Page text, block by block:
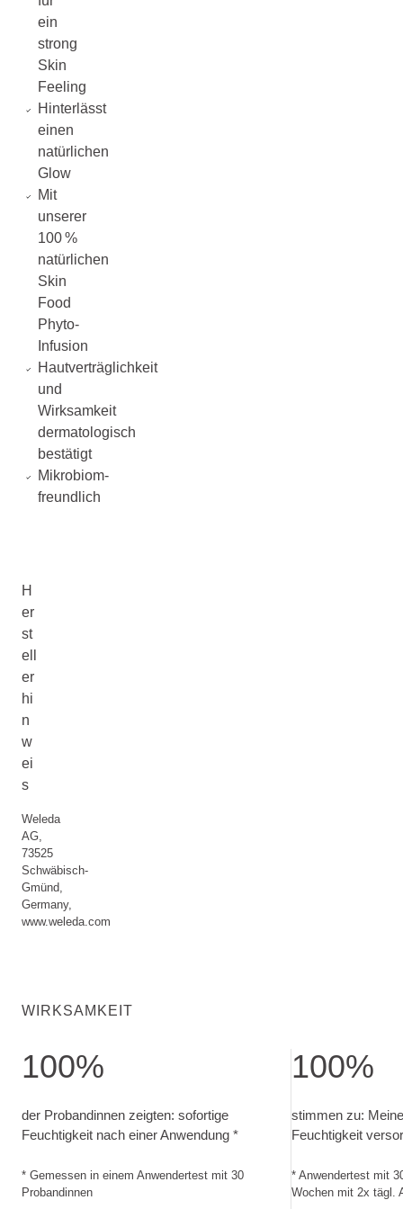
ein
strong
Skin
Feeling
Hinterlässt
einen
natürlichen
Glow
Mit
unserer
100 %
natürlichen
Skin
Food
Phyto-
Infusion
Hautverträglichkeit
und
Wirksamkeit
dermatologisch
bestätigt
Mikrobiom-
freundlich
H
er
st
ell
er
hi
n
w
ei
s
Weleda
AG,
73525
Schwäbisch-
Gmünd,
Germany,
www.weleda.com
WIRKSAMKEIT
100%
der Probandinnen zeigten: sofortige
Feuchtigkeit nach einer Anwendung *
* Gemessen in einem Anwendertest mit 30
Probandinnen
100%
stimmen zu:
Feuchtigkeit
* Anwendertest mit
Wochen mit 2x tägl.